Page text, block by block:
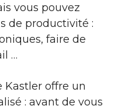
vous pouvez
de productivité :
faire de
…
Kastler offre un
: avant de vous